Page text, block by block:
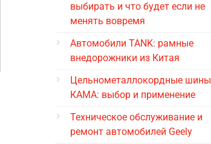
выбирать и что будет если не
менять вовремя
Автомобили TANK: рамные
внедорожники из Китая
Цельнометаллокордные шины
КАМА: выбор и применение
Техническое обслуживание и
ремонт автомобилей Geely